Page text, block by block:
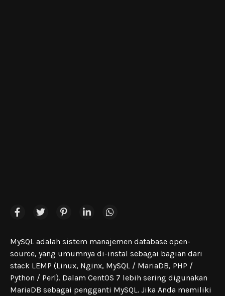
MySQL adalah sistem manajemen database open-
source, yang umumnya di-instal sebagai bagian dari
stack LEMP (Linux, Nginx, MySQL / MariaDB, PHP /
Python / Perl). Dalam CentOS 7 lebih sering digunakan
MariaDB sebagai pengganti MySQL. Jika Anda memiliki